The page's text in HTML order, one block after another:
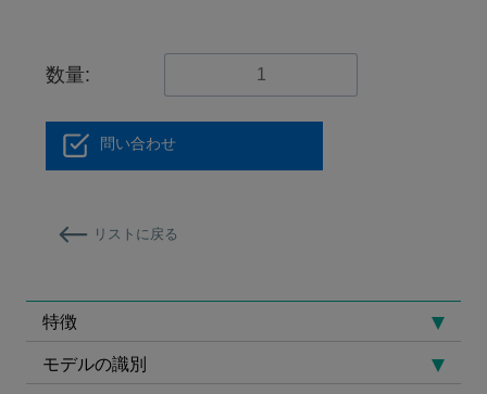
数量:
問い合わせ
リストに戻る
特徴
モデルの識別